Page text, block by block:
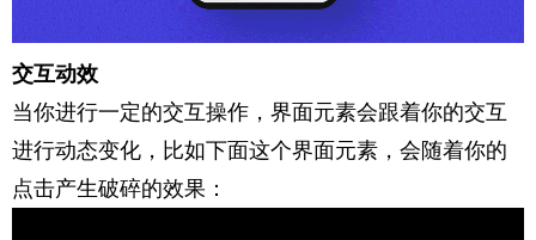
交互动效
当你进行一定的交互操作，界面元素会跟着你的交互
进行动态变化，比如下面这个界面元素，会随着你的
点击产生破碎的效果：